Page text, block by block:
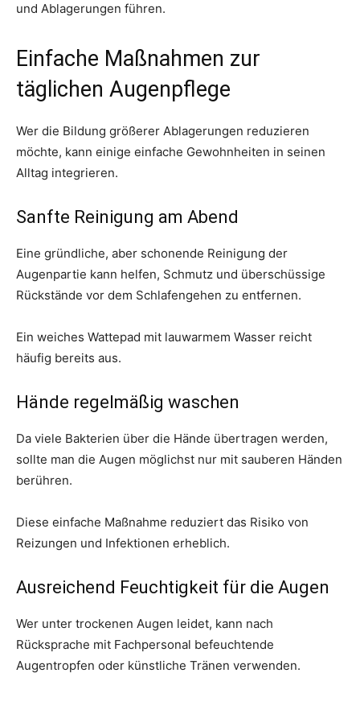
und Ablagerungen führen.
Einfache Maßnahmen zur
täglichen Augenpflege
Wer die Bildung größerer Ablagerungen reduzieren
möchte, kann einige einfache Gewohnheiten in seinen
Alltag integrieren.
Sanfte Reinigung am Abend
Eine gründliche, aber schonende Reinigung der
Augenpartie kann helfen, Schmutz und überschüssige
Rückstände vor dem Schlafengehen zu entfernen.
Ein weiches Wattepad mit lauwarmem Wasser reicht
häufig bereits aus.
Hände regelmäßig waschen
Da viele Bakterien über die Hände übertragen werden,
sollte man die Augen möglichst nur mit sauberen Händen
berühren.
Diese einfache Maßnahme reduziert das Risiko von
Reizungen und Infektionen erheblich.
Ausreichend Feuchtigkeit für die Augen
Wer unter trockenen Augen leidet, kann nach
Rücksprache mit Fachpersonal befeuchtende
Augentropfen oder künstliche Tränen verwenden.